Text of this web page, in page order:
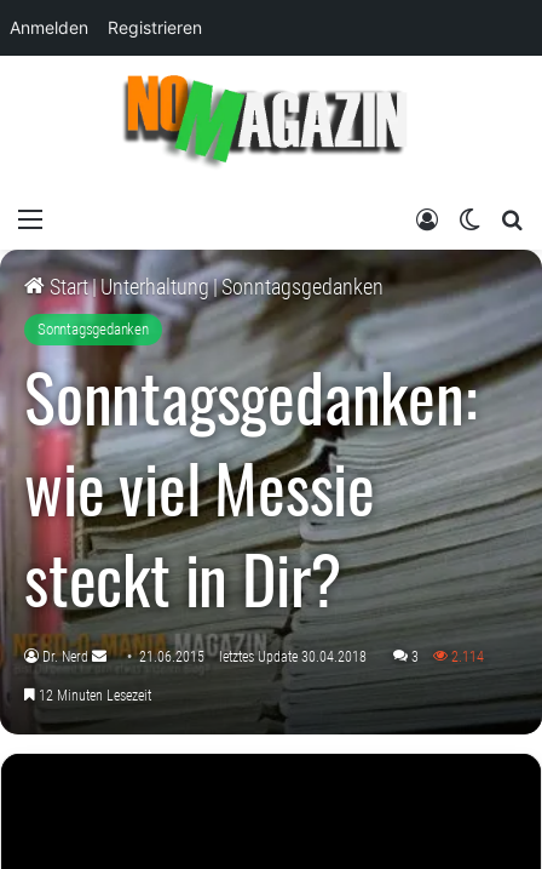
Anmelden Registrieren
Menü Skin
Anmelden
Start|Unterhaltung|Sonntagsgedanken
Sonntagsgedanken
Sonntagsgedanken:
wie viel Messie
steckt in Dir?
Dr. Nerd
Sende
21.06.2015 letztes Update 30.04.2018 3 2.114
12 Minuten Lesezeit